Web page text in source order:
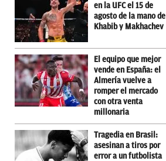
en la UFC el 15 de
agosto de la mano de
Khabib y Makhachev
El equipo que mejor
vende en España: el
Almería vuelve a
romper el mercado
con otra venta
millonaria
Tragedia en Brasil:
asesinan a tiros por
error a un futbolista